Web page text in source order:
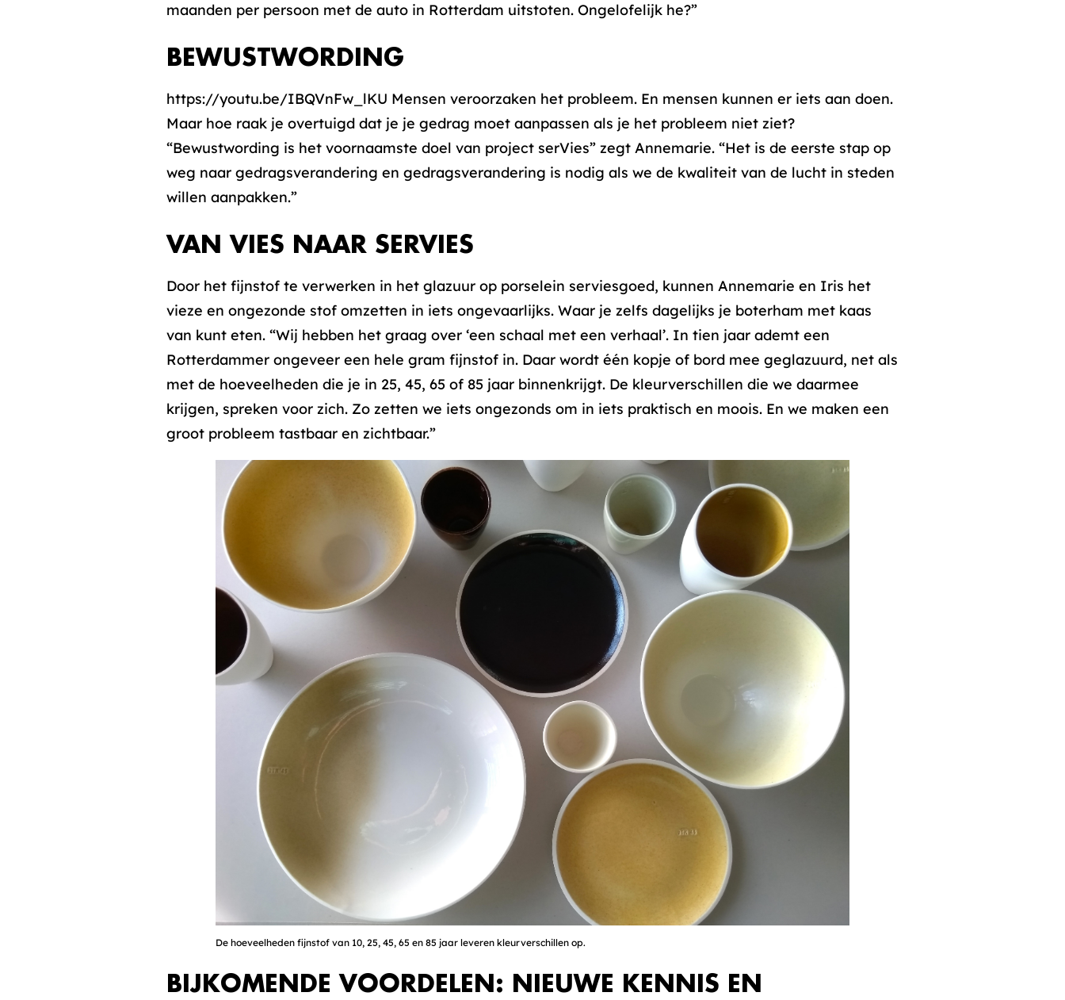
maanden per persoon met de auto in Rotterdam uitstoten. Ongelofelijk he?”
BEWUSTWORDING
https://youtu.be/IBQVnFw_lKU Mensen veroorzaken het probleem. En mensen kunnen er iets aan doen.
Maar hoe raak je overtuigd dat je je gedrag moet aanpassen als je het probleem niet ziet?
“Bewustwording is het voornaamste doel van project serVies” zegt Annemarie. “Het is de eerste stap op
weg naar gedragsverandering en gedragsverandering is nodig als we de kwaliteit van de lucht in steden
willen aanpakken.”
VAN VIES NAAR SERVIES
Door het fijnstof te verwerken in het glazuur op porselein serviesgoed, kunnen Annemarie en Iris het
vieze en ongezonde stof omzetten in iets ongevaarlijks. Waar je zelfs dagelijks je boterham met kaas
van kunt eten. “Wij hebben het graag over ‘een schaal met een verhaal’. In tien jaar ademt een
Rotterdammer ongeveer een hele gram fijnstof in. Daar wordt één kopje of bord mee geglazuurd, net als
met de hoeveelheden die je in 25, 45, 65 of 85 jaar binnenkrijgt. De kleurverschillen die we daarmee
krijgen, spreken voor zich. Zo zetten we iets ongezonds om in iets praktisch en moois. En we maken een
groot probleem tastbaar en zichtbaar.”
De hoeveelheden fijnstof van 10, 25, 45, 65 en 85 jaar leveren kleurverschillen op.
BIJKOMENDE VOORDELEN: NIEUWE KENNIS EN